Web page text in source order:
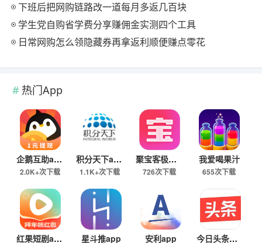
下班后把网购链路改一道每月多返几百块
学生党自购省学费分享赚佣金实测四个工具
日常网购怎么领隐藏券再拿返利顺便赚点零花
热门App
企鹅互助app
2.0K+次下载
积分天下app
1.1K+次下载
聚宝客极速版
726次下载
我爱喝果汁
655次下载
红果短剧app 星斗推app 安利app 今日头条极速版下载